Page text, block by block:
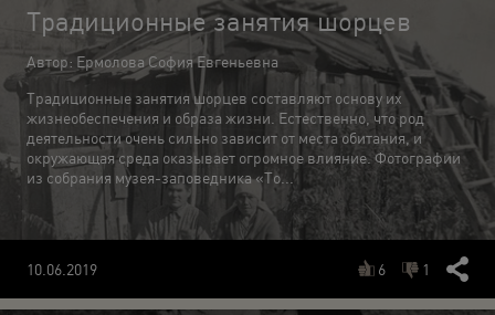
Традиционные занятия шорцев
Автор: Ермолова София Евгеньевна
Традиционные занятия шорцев составляют основу их
жизнеобеспечения и образа жизни. Естественно, что род
деятельности очень сильно зависит от места обитания, и
окружающая среда оказывает огромное влияние. Фотографии
из собрания музея-заповедника «То...
10.06.2019 6 1